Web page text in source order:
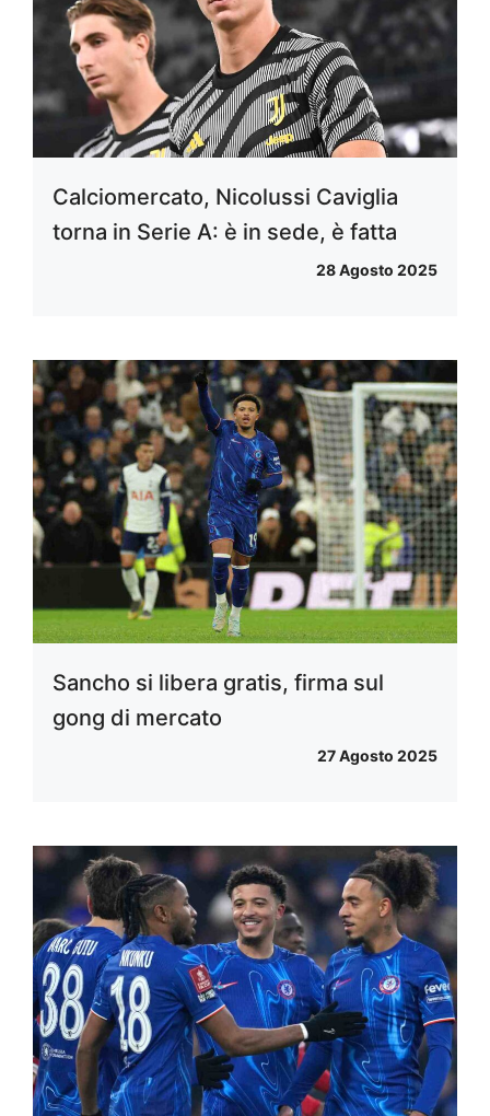
Calciomercato, Nicolussi Caviglia
torna in Serie A: è in sede, è fatta
28 Agosto 2025
Sancho si libera gratis, firma sul
gong di mercato
27 Agosto 2025